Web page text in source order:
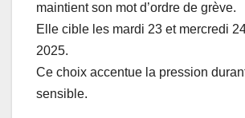
maintient son mot d’ordre de grève.
Elle cible les mardi 23 et mercredi
2025.
Ce choix accentue la pression
sensible.